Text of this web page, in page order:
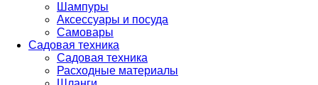
Шампуры
Аксессуары и посуда
Самовары
Садовая техника
Садовая техника
Расходные материалы